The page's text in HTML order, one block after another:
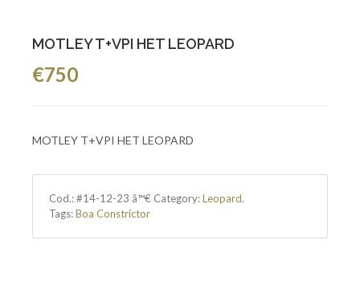
MOTLEY T+VPI HET LEOPARD
€750
MOTLEY T+VPI HET LEOPARD
Cod.:#14-12-23 â™€ Category:Leopard.
Tags:Boa Constrictor